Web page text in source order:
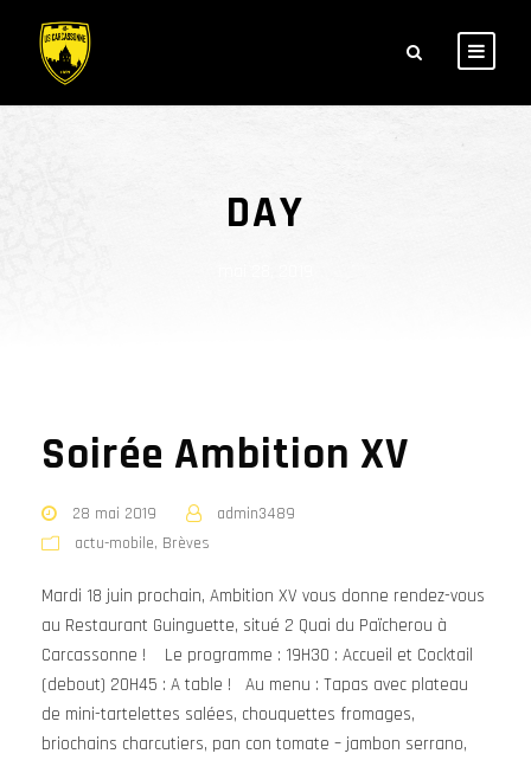
DAY
Soirée Ambition XV
28 mai 2019
admin3489
actu-mobile, Brèves
Mardi 18 juin prochain, Ambition XV vous donne rendez-vous
au Restaurant Guinguette, situé 2 Quai du Païcherou à
Carcassonne ! Le programme : 19H30 : Accueil et Cocktail
(debout) 20H45 : A table ! Au menu : Tapas avec plateau
de mini-tartelettes salées, chouquettes fromages,
briochains charcutiers, pan con tomate – jambon serrano,